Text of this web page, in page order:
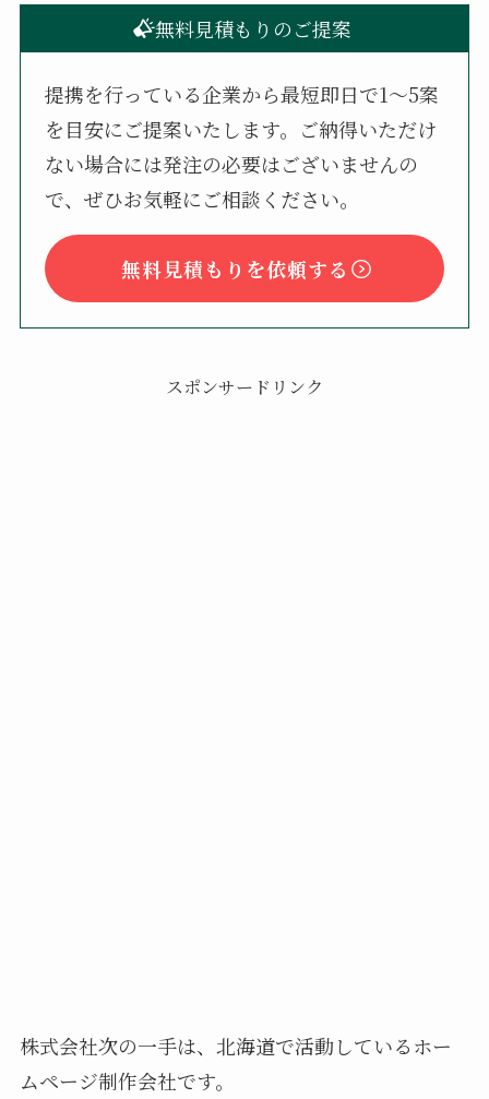
無料見積もりのご提案
提携を行っている企業から最短即日で1〜5案
を目安にご提案いたします。ご納得いただけ
ない場合には発注の必要はございませんの
で、ぜひお気軽にご相談ください。
無料見積もりを依頼する
スポンサードリンク
株式会社次の一手は、北海道で活動しているホー
ムページ制作会社です。